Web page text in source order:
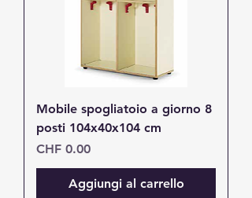
Mobile spogliatoio a giorno 8
posti 104x40x104 cm
Prezzo
CHF 0.00
Aggiungi al carrello